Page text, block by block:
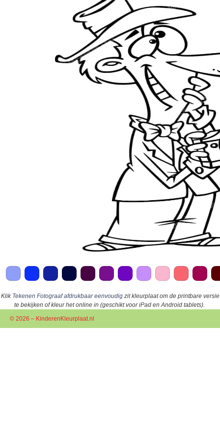
Klik Tekenen Fotograaf afdrukbaar eenvoudigzit kleurplaat om de printbare versie
te bekijken of kleur het online in (geschikt voor iPad en Android tablets).
© 2026 – KinderenKleurplaat.nl